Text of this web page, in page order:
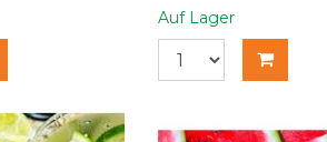
Auf Lager